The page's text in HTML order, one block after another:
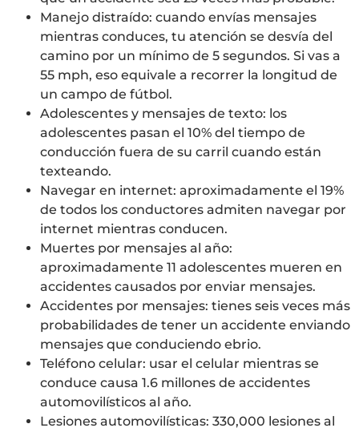
Manejo distraído: cuando envías mensajes
mientras conduces, tu atención se desvía del
camino por un mínimo de 5 segundos. Si vas a
55 mph, eso equivale a recorrer la longitud de
un campo de fútbol.
Adolescentes y mensajes de texto: los
adolescentes pasan el 10% del tiempo de
conducción fuera de su carril cuando están
texteando.
Navegar en internet: aproximadamente el 19%
de todos los conductores admiten navegar por
internet mientras conducen.
Muertes por mensajes al año:
aproximadamente 11 adolescentes mueren en
accidentes causados por enviar mensajes.
Accidentes por mensajes: tienes seis veces más
probabilidades de tener un accidente enviando
mensajes que conduciendo ebrio.
Teléfono celular: usar el celular mientras se
conduce causa 1.6 millones de accidentes
automovilísticos al año.
Lesiones automovilísticas: 330,000 lesiones al